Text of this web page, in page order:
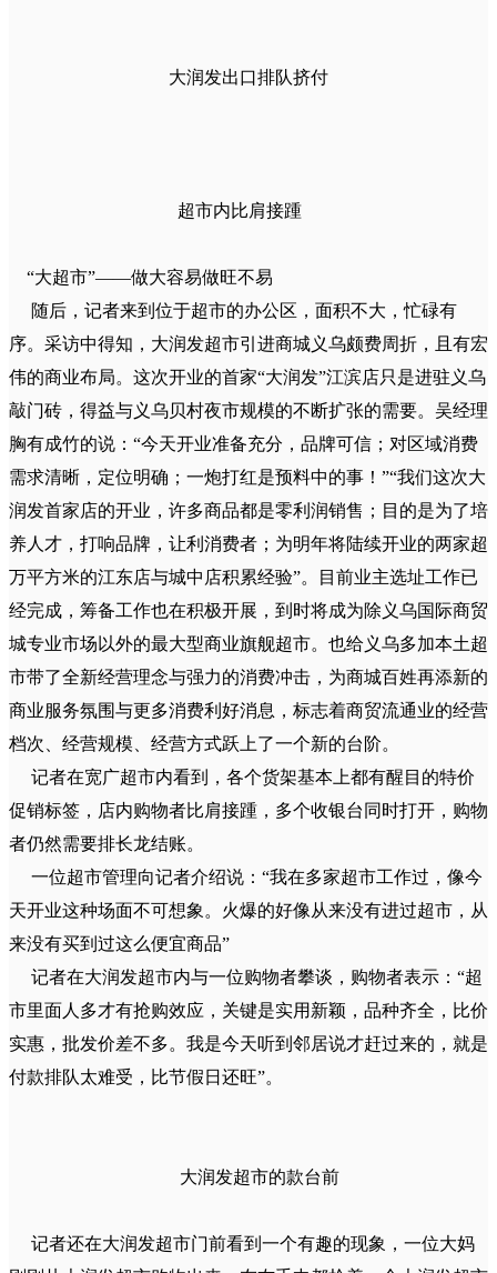
大润发出口排队挤付
超市内比肩接踵
“大超市”――做大容易做旺不易
随后，记者来到位于超市的办公区，面积不大，忙碌有
序。采访中得知，大润发超市引进商城义乌颇费周折，且有宏
伟的商业布局。这次开业的首家“大润发”江滨店只是进驻义乌
敲门砖，得益与义乌贝村夜市规模的不断扩张的需要。吴经理
胸有成竹的说：“今天开业准备充分，品牌可信；对区域消费
需求清晰，定位明确；一炮打红是预料中的事！”“我们这次大
润发首家店的开业，许多商品都是零利润销售；目的是为了培
养人才，打响品牌，让利消费者；为明年将陆续开业的两家超
万平方米的江东店与城中店积累经验”。目前业主选址工作已
经完成，筹备工作也在积极开展，到时将成为除义乌国际商贸
城专业市场以外的最大型商业旗舰超市。也给义乌多加本土超
市带了全新经营理念与强力的消费冲击，为商城百姓再添新的
商业服务氛围与更多消费利好消息，标志着商贸流通业的经营
档次、经营规模、经营方式跃上了一个新的台阶。
记者在宽广超市内看到，各个货架基本上都有醒目的特价
促销标签，店内购物者比肩接踵，多个收银台同时打开，购物
者仍然需要排长龙结账。
一位超市管理向记者介绍说：“我在多家超市工作过，像今
天开业这种场面不可想象。火爆的好像从来没有进过超市，从
来没有买到过这么便宜商品”
记者在大润发超市内与一位购物者攀谈，购物者表示：“超
市里面人多才有抢购效应，关键是实用新颖，品种齐全，比价
实惠，批发价差不多。我是今天听到邻居说才赶过来的，就是
付款排队太难受，比节假日还旺”。
大润发超市的款台前
记者还在大润发超市门前看到一个有趣的现象，一位大妈